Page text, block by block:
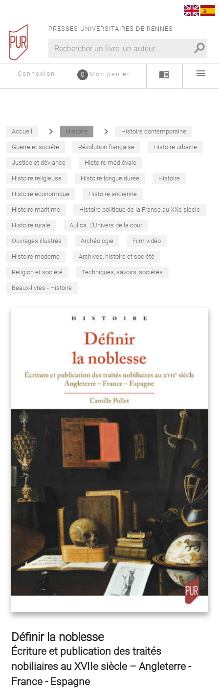
PRESSES UNIVERSITAIRES DE RENNES
search
Connexion Mon panier
0 menu_book menu
Accueil navigate_next Histoire navigate_next Histoire contemporaine
Guerre et société Révolution française Histoire urbaine
Justice et déviance Histoire médiévale
Histoire religieuse Histoire longue durée Histoire
Histoire économique Histoire ancienne
Histoire maritime Histoire politique de la France au XXe siècle
Histoire rurale Aulica. L'Univers de la cour
Ouvrages illustrés Archéologie Film vidéo
Histoire moderne Archives, histoire et société
Religion et société Techniques, savoirs, sociétés
Beaux-livres - Histoire
Définir la noblesse
Écriture et publication des traités
nobiliaires au XVIIe siècle – Angleterre -
France - Espagne